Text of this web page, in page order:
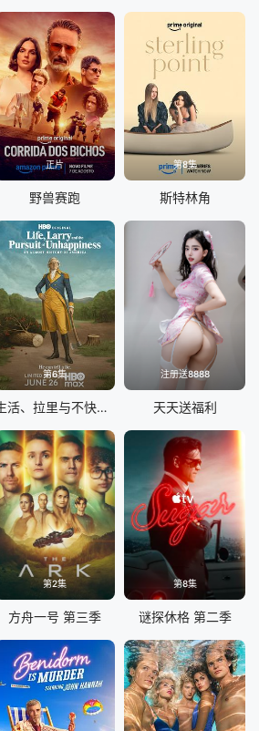
正片
野兽赛跑
第8集
斯特林角
第6集
生活、拉里与不快乐的追求：一部美国史
注册送8888
天天送福利
第2集
方舟一号 第三季
第8集
谜探休格 第二季